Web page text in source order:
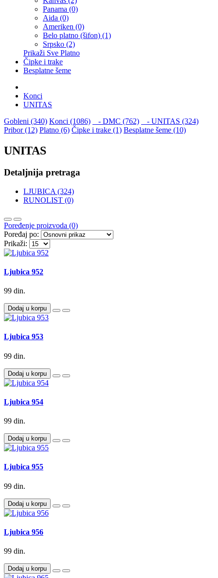
Panama (0)
Aida (0)
Ameriken (0)
Belo platno (šifon) (1)
Srpsko (2)
Prikaži Sve Platno
Čipke i trake
Besplatne šeme
Konci
UNITAS
Gobleni (340) Konci (1086) - DMC (762)
- UNITAS (324)
Pribor (12) Platno (6) Čipke i trake (1) Besplatne šeme (10)
UNITAS
Detaljnija pretraga
LJUBICA (324)
RUNOLIST (0)
Poređenje proizvoda (0)
Poređaj po:
Prikaži:
Ljubica 952
99 din.
Dodaj u korpu
Ljubica 953
99 din.
Dodaj u korpu
Ljubica 954
99 din.
Dodaj u korpu
Ljubica 955
99 din.
Dodaj u korpu
Ljubica 956
99 din.
Dodaj u korpu